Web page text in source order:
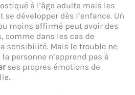
à l’âge adulte mais les
développer dès l’enfance. Un
moins affirmé peut avoir des
comme dans les cas de
sensibilité. Mais le trouble ne
personne n’apprend pas à
ses propres émotions de